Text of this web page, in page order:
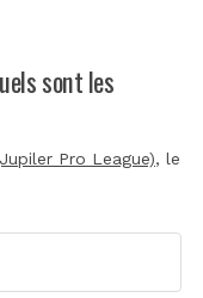
sont les
Pro League), le